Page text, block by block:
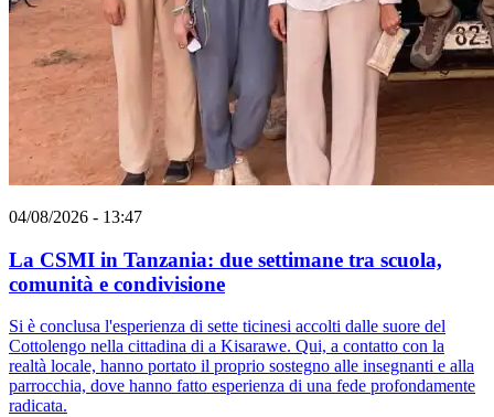
04/08/2026 - 13:47
La CSMI in Tanzania: due settimane tra scuola,
comunità e condivisione
Si è conclusa l'esperienza di sette ticinesi accolti dalle suore del
Cottolengo nella cittadina di a Kisarawe. Qui, a contatto con la
realtà locale, hanno portato il proprio sostegno alle insegnanti e alla
parrocchia, dove hanno fatto esperienza di una fede profondamente
radicata.